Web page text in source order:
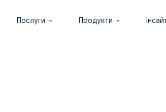
Послуги Продукти